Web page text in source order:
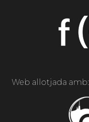
Web allotjada amb: